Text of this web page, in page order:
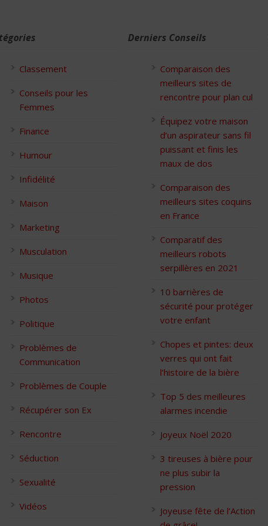
Classement
Conseils pour les
Femmes
Finance
Humour
Infidélité
Maison
Marketing
Musculation
Musique
Photos
Politique
Problèmes de
Communication
Problèmes de Couple
Récupérer son Ex
Rencontre
Séduction
Sexualité
Vidéos
Derniers Conseils
Comparaison des
meilleurs sites de
rencontre pour plan cul
Équipez votre maison
d’un aspirateur sans fil
puissant et finis les
maux de dos
Comparaison des
meilleurs sites coquins
en France
Comparatif des
meilleurs robots
serpillères en 2021
10 barrières de
sécurité pour protéger
votre enfant
Chopes et pintes: deux
verres qui ont fait
l’histoire de la bière
Top 5 des meilleures
alarmes incendie
Joyeux Noël 2020
3 tireuses à bière pour
ne plus subir la
pression
Joyeuse fête de l’Action